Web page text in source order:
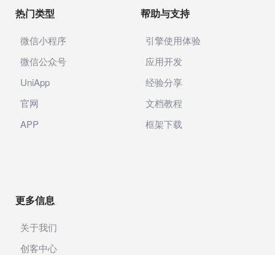
热门类型
微信小程序
微信公众号
UniApp
官网
APP
帮助与支持
引擎使用体验
应用开发
经验分享
文档教程
框架下载
更多信息
关于我们
创客中心